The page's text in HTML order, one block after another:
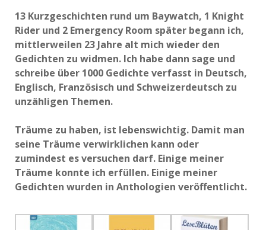
13 Kurzgeschichten rund um Baywatch, 1 Knight
Rider und 2 Emergency Room später begann ich,
mittlerweilen 23 Jahre alt mich wieder den
Gedichten zu widmen. Ich habe dann sage und
schreibe über 1000 Gedichte verfasst in Deutsch,
Englisch, Französisch und Schweizerdeutsch zu
unzähligen Themen.
Träume zu haben, ist lebenswichtig. Damit man
seine Träume verwirklichen kann oder
zumindest es versuchen darf. Einige meiner
Träume konnte ich erfüllen. Einige meiner
Gedichten wurden in Anthologien veröffentlicht.